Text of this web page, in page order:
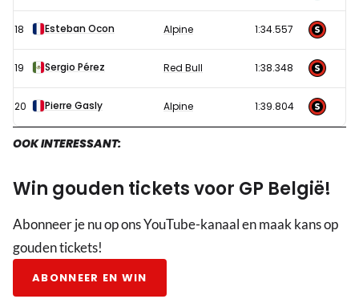
18 Esteban Ocon Alpine 1:34.557
19 Sergio Pérez Red Bull 1:38.348
20 Pierre Gasly Alpine 1:39.804
OOK INTERESSANT:
Win gouden tickets voor GP België!
Abonneer je nu op ons YouTube-kanaal en maak kans op
gouden tickets!
ABONNEER EN WIN